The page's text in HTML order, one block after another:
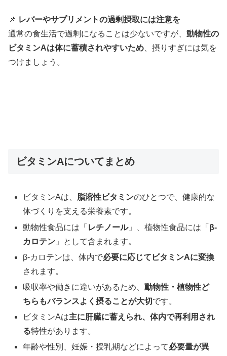
📌 レバーやサプリメントの過剰摂取には注意を
通常の食生活で過剰になることは少ないですが、 動物性の
ビタミンAは体に蓄積されやすいため、摂りすぎには気を
つけましょう。
ビタミンAについてまとめ
ビタミンAは、 脂溶性ビタミンのひとつで、健康的な
体づくりを支える栄養素です。
動物性食品には「 レチノール」、植物性食品には「 β-
カロテン 」として含まれます。
β-カロテンは、体内で必要に応じてビタミンAに変換
されます。
吸収率や働きに違いがあるため、動物性・植物性ど
ちらもバランスよく摂ることが大切 です。
ビタミンAは主に肝臓に蓄えられ、体内で再利用され
る特性があります。
年齢や性別、妊娠・授乳期などによって必要量が異